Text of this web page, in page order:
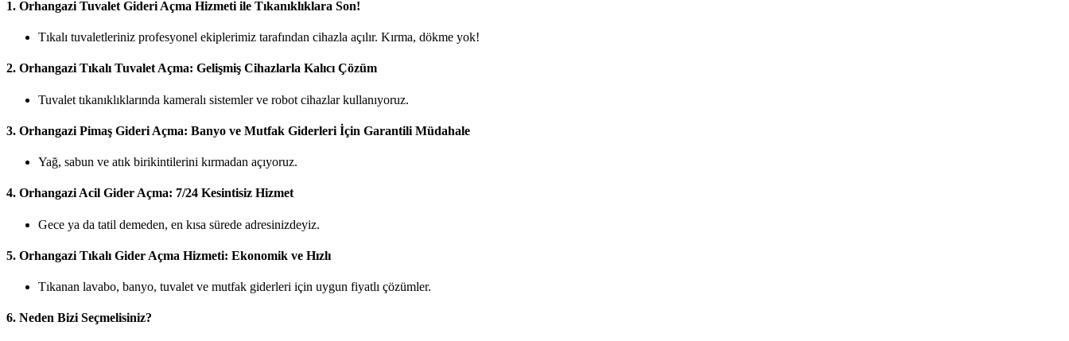
1. Orhangazi Tuvalet Gideri Açma Hizmeti ile Tıkanıklıklara Son!
Tıkalı tuvaletleriniz profesyonel ekiplerimiz tarafından cihazla açılır. Kırma, dökme yok!
2. Orhangazi Tıkalı Tuvalet Açma: Gelişmiş Cihazlarla Kalıcı Çözüm
Tuvalet tıkanıklıklarında kameralı sistemler ve robot cihazlar kullanıyoruz.
3. Orhangazi Pimaş Gideri Açma: Banyo ve Mutfak Giderleri İçin Garantili Müdahale
Yağ, sabun ve atık birikintilerini kırmadan açıyoruz.
4. Orhangazi Acil Gider Açma: 7/24 Kesintisiz Hizmet
Gece ya da tatil demeden, en kısa sürede adresinizdeyiz.
5. Orhangazi Tıkalı Gider Açma Hizmeti: Ekonomik ve Hızlı
Tıkanan lavabo, banyo, tuvalet ve mutfak giderleri için uygun fiyatlı çözümler.
6. Neden Bizi Seçmelisiniz?